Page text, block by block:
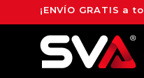
¡ENVÍO GRATIS a